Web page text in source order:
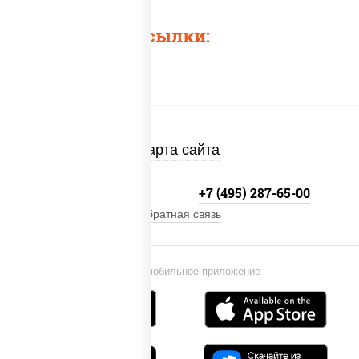
Быстрые ссылки:
Карта сайта
Установи мобильное приложение
+7 (495) 287-65-00
Обратная связь